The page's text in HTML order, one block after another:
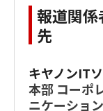
報道関
先
キヤノンIT
本部 コーポ
ニケーショ